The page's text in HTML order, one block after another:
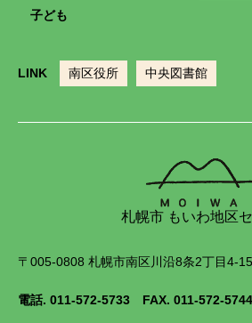
子ども
LINK 南区役所 中央図書館
札幌市 もいわ地区
〒005-0808 札幌市南区川沿8条2丁目4-15
電話. 011-572-5733 FAX. 011-572-5744